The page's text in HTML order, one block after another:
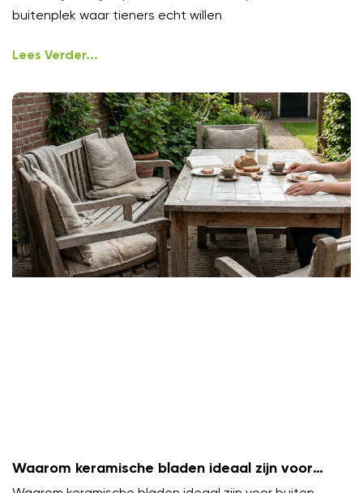
buitenplek waar tieners echt willen
Lees Verder...
Waarom keramische bladen ideaal zijn voor
buiten dineren